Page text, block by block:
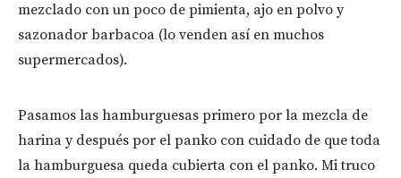
mezclado con un poco de pimienta, ajo en polvo y
sazonador barbacoa (lo venden así en muchos
supermercados).
Pasamos las hamburguesas primero por la mezcla de
harina y después por el panko con cuidado de que toda
la hamburguesa queda cubierta con el panko. Mi truco